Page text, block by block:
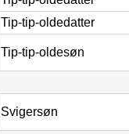
Tip-tip-oldedatter
Tip-tip-oldesøn
Svigersøn